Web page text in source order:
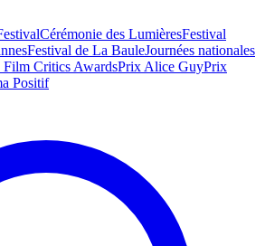
Cérémonie des LumièresFestival
Festival de La BauleJournées nationales
Film Critics AwardsPrix Alice GuyPrix
Positif